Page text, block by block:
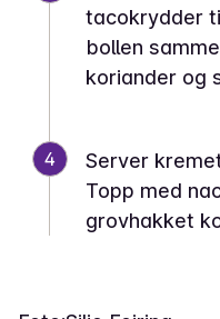
tacokrydder
bollen
koriander og
4
Server
Topp med
grovhakket